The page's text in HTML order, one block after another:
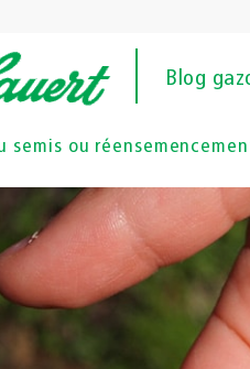
Blog
semis ou